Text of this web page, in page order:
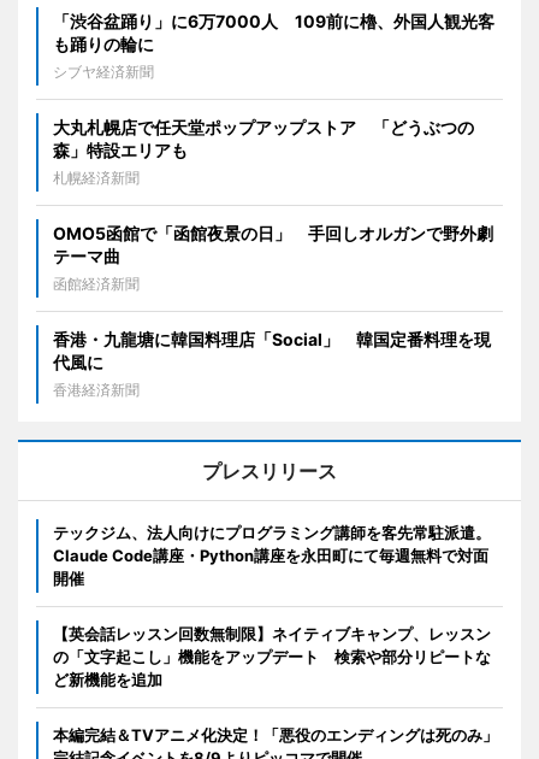
「渋谷盆踊り」に6万7000人 109前に櫓、外国人観光客
も踊りの輪に
シブヤ経済新聞
大丸札幌店で任天堂ポップアップストア 「どうぶつの
森」特設エリアも
札幌経済新聞
OMO5函館で「函館夜景の日」 手回しオルガンで野外劇
テーマ曲
函館経済新聞
香港・九龍塘に韓国料理店「Social」 韓国定番料理を現
代風に
香港経済新聞
プレスリリース
テックジム、法人向けにプログラミング講師を客先常駐派遣。
Claude Code講座・Python講座を永田町にて毎週無料で対面
開催
【英会話レッスン回数無制限】ネイティブキャンプ、レッスン
の「文字起こし」機能をアップデート 検索や部分リピートな
ど新機能を追加
本編完結＆TVアニメ化決定！「悪役のエンディングは死のみ」